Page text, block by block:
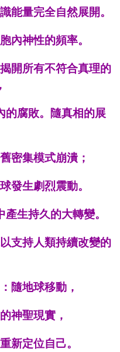
能量完全自然展開。
內神性的頻率。
開所有不符合真理的
的腐敗。隨真相的展
密集模式崩潰；
發生劇烈震動。
生持久的大轉變。
支持人類持續改變的
隨地球移動，
神聖現實，
新定位自己。